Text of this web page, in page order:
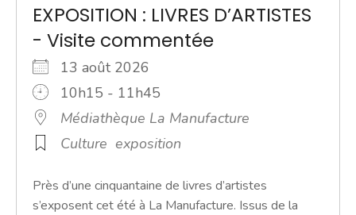
EXPOSITION : LIVRES D’ARTISTES
- Visite commentée
13 août 2026
10h15 - 11h45
Médiathèque La Manufacture
Culture exposition
Près d’une cinquantaine de livres d’artistes
s’exposent cet été à La Manufacture. Issus de la